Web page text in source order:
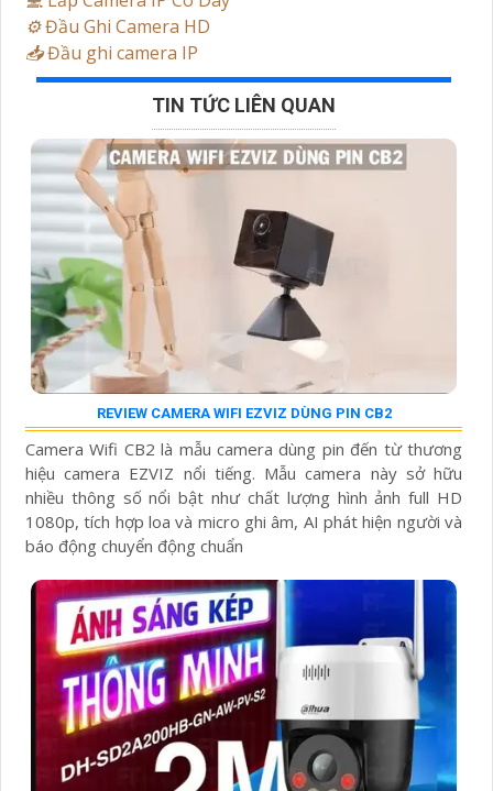
⚙️Đầu Ghi Camera HD
📥Đầu ghi camera IP
TIN TỨC LIÊN QUAN
REVIEW CAMERA WIFI EZVIZ DÙNG PIN CB2
Camera Wifi CB2 là mẫu camera dùng pin đến từ thương
hiệu camera EZVIZ nổi tiếng. Mẫu camera này sở hữu
nhiều thông số nổi bật như chất lượng hình ảnh full HD
1080p, tích hợp loa và micro ghi âm, AI phát hiện người và
báo động chuyển động chuẩn